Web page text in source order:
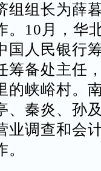
组组长为薛
。10月，华
国人民银行
筹备处主任
的峡峪村。
、秦炎、孙
业调查和会